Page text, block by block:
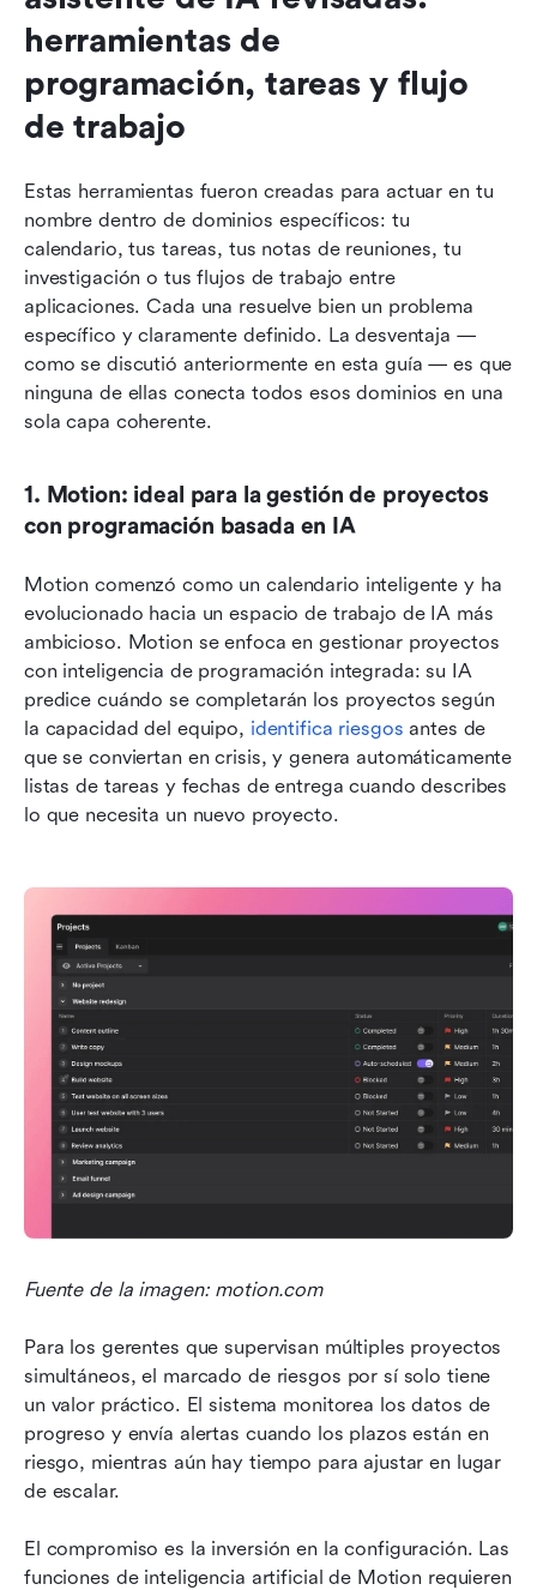
herramientas de
programación, tareas y flujo
de trabajo
Estas herramientas fueron creadas para actuar en tu
nombre dentro de dominios específicos: tu
calendario, tus tareas, tus notas de reuniones, tu
investigación o tus flujos de trabajo entre
aplicaciones. Cada una resuelve bien un problema
específico y claramente definido. La desventaja —
como se discutió anteriormente en esta guía — es que
ninguna de ellas conecta todos esos dominios en una
sola capa coherente.
1. Motion: ideal para la gestión de proyectos
con programación basada en IA
Motion comenzó como un calendario inteligente y ha
evolucionado hacia un espacio de trabajo de IA más
ambicioso. Motion se enfoca en gestionar proyectos
con inteligencia de programación integrada: su IA
predice cuándo se completarán los proyectos según
la capacidad del equipo, identifica riesgos antes de
que se conviertan en crisis, y genera automáticamente
listas de tareas y fechas de entrega cuando describes
lo que necesita un nuevo proyecto.
Fuente de la imagen: motion.com
Para los gerentes que supervisan múltiples proyectos
simultáneos, el marcado de riesgos por sí solo tiene
un valor práctico. El sistema monitorea los datos de
progreso y envía alertas cuando los plazos están en
riesgo, mientras aún hay tiempo para ajustar en lugar
de escalar.
El compromiso es la inversión en la configuración. Las
funciones de inteligencia artificial de Motion requieren